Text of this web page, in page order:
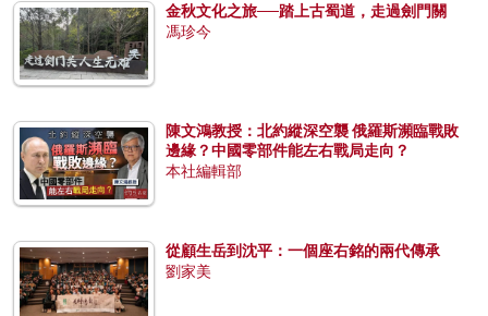
金秋文化之旅──踏上古蜀道，走過劍門關
馮珍今
陳文鴻教授：北約縱深空襲 俄羅斯瀕臨戰敗
邊緣？中國零部件能左右戰局走向？
本社編輯部
從顧生岳到沈平：一個座右銘的兩代傳承
劉家美